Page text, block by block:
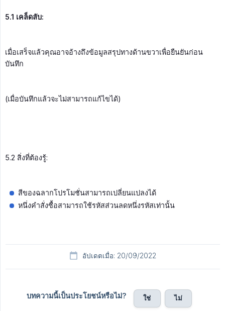
5.1 เคล็ดลับ:
เมื่อเสร็จแล้วคุณอาจอ้างถึงข้อมูลสรุปทางด้านขวาเพื่อยืนยันก่อน
บันทึก
(เมื่อบันทึกแล้วจะไม่สามารถแก้ไขได้)
5.2 สิ่งที่ต้องรู้:
สีของฉลากโปรโมชั่นสามารถเปลี่ยนแปลงได้
หนึ่งคำสั่งซื้อสามารถใช้รหัสส่วนลดหนึ่งรหัสเท่านั้น
อัปเดตเมื่อ: 20/09/2022
บทความนี้เป็นประโยชน์หรือไม่? ใช่ ไม่